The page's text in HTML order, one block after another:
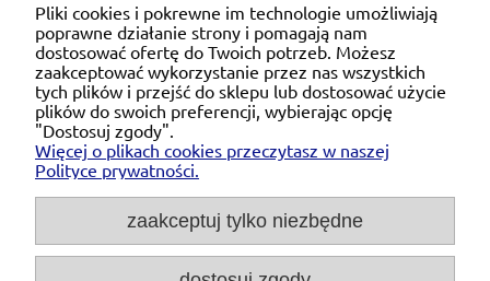
Pomoc
Moje konto
Płatności i dostawa
O nas
Pliki cookies i pokrewne im technologie umożliwiają
poprawne działanie strony i pomagają nam
dostosować ofertę do Twoich potrzeb. Możesz
zaakceptować wykorzystanie przez nas wszystkich
tych plików i przejść do sklepu lub dostosować użycie
plików do swoich preferencji, wybierając opcję
"Dostosuj zgody".
Więcej o plikach cookies przeczytasz w naszej
Polityce prywatności.
zaakceptuj tylko niezbędne